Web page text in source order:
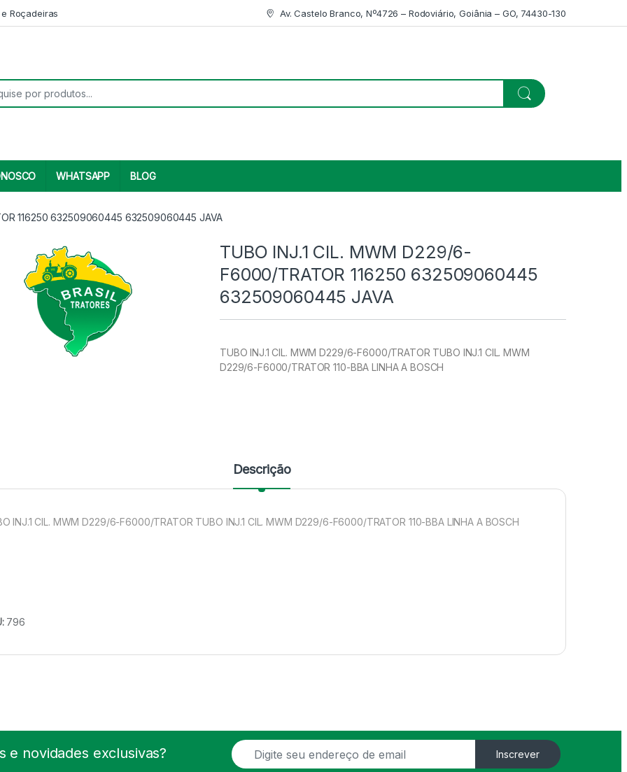
Roçadeiras Av. Castelo Branco, Nº4726 – Rodoviário, Goiânia – GO, 74430-130
WHATSAPP BLOG
116250 632509060445 632509060445 JAVA
TUBO INJ.1 CIL. MWM D229/6-
F6000/TRATOR 116250 632509060445
632509060445 JAVA
TUBO INJ.1 CIL. MWM D229/6-F6000/TRATOR TUBO INJ.1 CIL. MWM
D229/6-F6000/TRATOR 110-BBA LINHA A BOSCH
Descrição
INJ.1 CIL. MWM D229/6-F6000/TRATOR TUBO INJ.1 CIL. MWM D229/6-F6000/TRATOR 110-BBA LINHA A BOSCH
796
novidades exclusivas?
E
m
Inscrever